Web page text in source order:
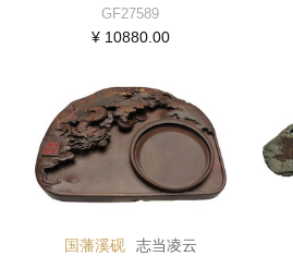
GF27589
¥ 10880.00
国藩溪砚 志当凌云